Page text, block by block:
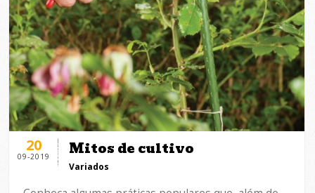
20
09-2019 Mitos de cultivo
Variados